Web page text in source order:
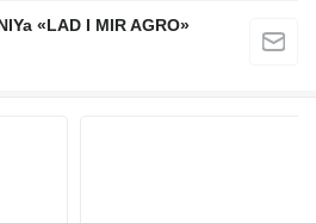
«LAD I MIR AGRO»